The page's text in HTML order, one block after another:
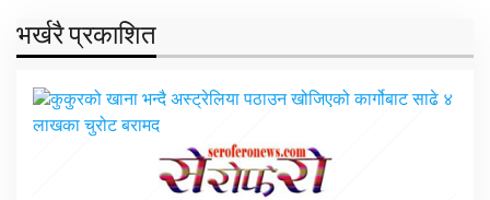
भर्खरै प्रकाशित